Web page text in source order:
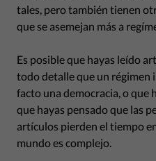
tales, pero también tienen
que se asemejan más a
Es posible que hayas leído
todo detalle que un régimen
facto una democracia, o que
que hayas pensado que las
artículos pierden el tiempo
mundo es complejo.